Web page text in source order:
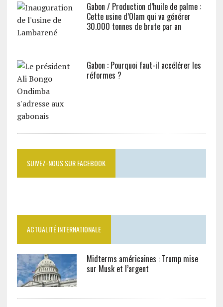
Gabon / Production d’huile de palme :
Cette usine d’Olam qui va générer
30.000 tonnes de brute par an
Gabon : Pourquoi faut-il accélérer les
réformes ?
SUIVEZ-NOUS SUR FACEBOOK
ACTUALITÉ INTERNATIONALE
Midterms américaines : Trump mise
sur Musk et l’argent